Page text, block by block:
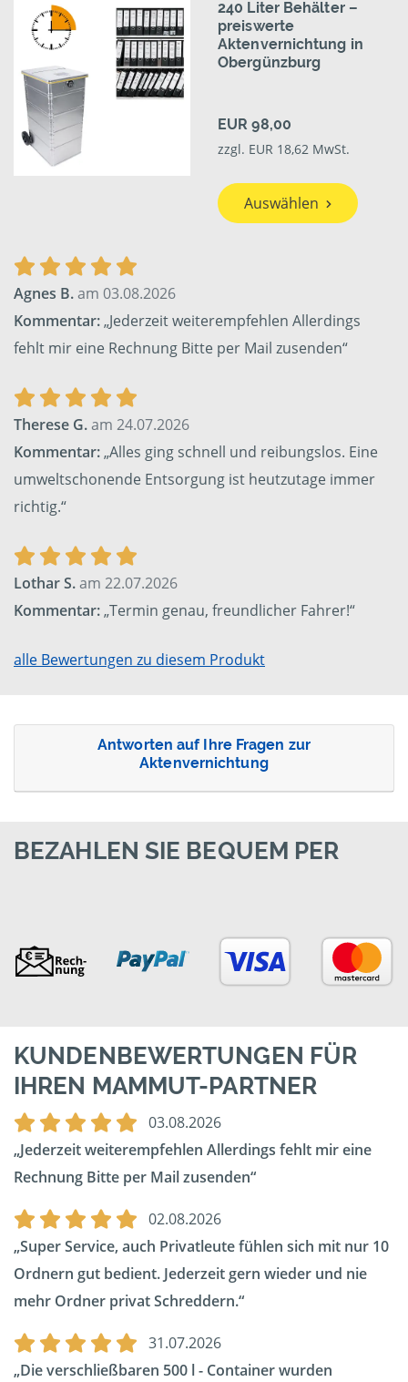
240 Liter Behälter –
preiswerte
Aktenvernichtung in
Obergünzburg
EUR 98,00
zzgl. EUR 18,62 MwSt.
Auswählen
Agnes B.am 03.08.2026
Kommentar:„Jederzeit weiterempfehlen Allerdings
fehlt mir eine Rechnung Bitte per Mail zusenden“
Therese G.am 24.07.2026
Kommentar:„Alles ging schnell und reibungslos. Eine
umweltschonende Entsorgung ist heutzutage immer
richtig.“
Lothar S.am 22.07.2026
Kommentar:„Termin genau, freundlicher Fahrer!“
alle Bewertungen zu diesem Produkt
Antworten auf Ihre Fragen zur
Aktenvernichtung
BEZAHLEN SIE BEQUEM PER
KUNDENBEWERTUNGEN FÜR
IHREN MAMMUT-PARTNER
03.08.2026
Jederzeit weiterempfehlen Allerdings fehlt mir eine
Rechnung Bitte per Mail zusenden
02.08.2026
Super Service, auch Privatleute fühlen sich mit nur 10
Ordnern gut bedient. Jederzeit gern wieder und nie
mehr Ordner privat Schreddern.
31.07.2026
Die verschließbaren 500 l - Container wurden